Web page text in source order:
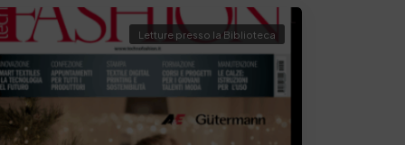
Letture presso la Biblioteca